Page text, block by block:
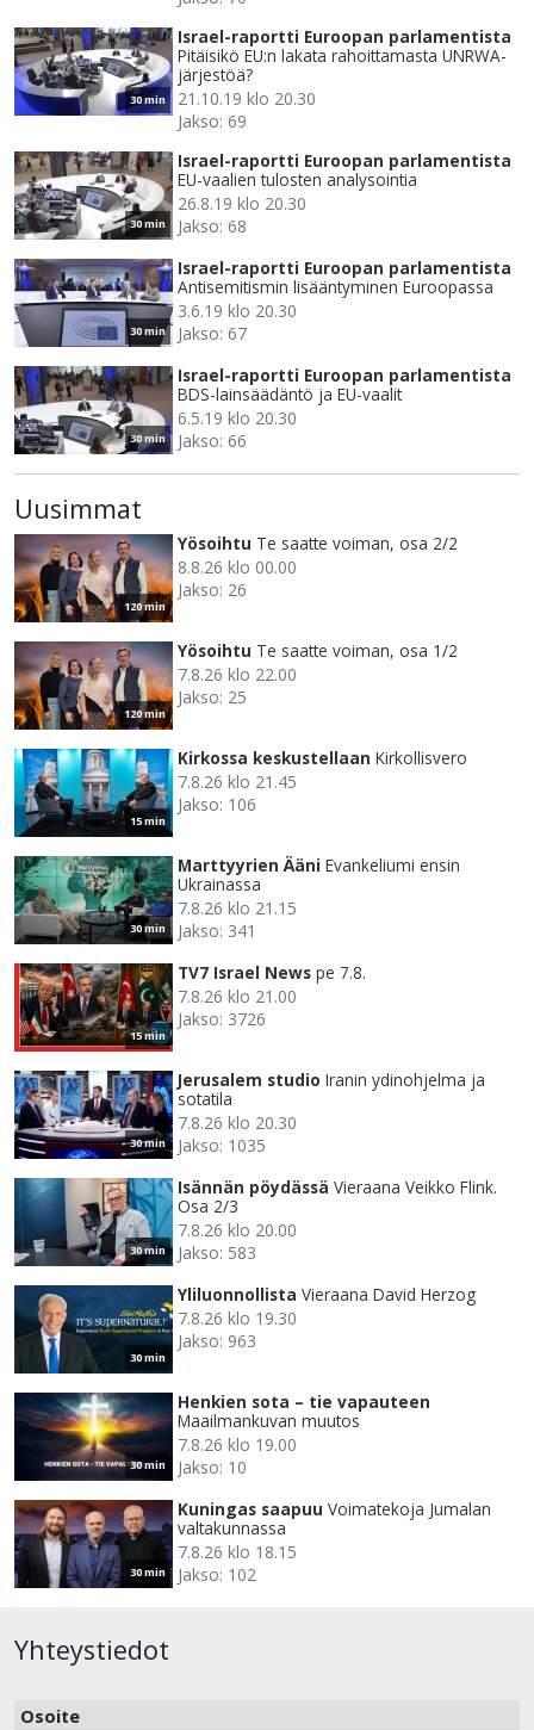
30 min
Israel-raportti Euroopan parlamentista
Pitäisikö EU:n lakata rahoittamasta UNRWA-
järjestöä?
21.10.19 klo 20.30
Jakso: 69
30 min
Israel-raportti Euroopan parlamentista
EU-vaalien tulosten analysointia
26.8.19 klo 20.30
Jakso: 68
30 min
Israel-raportti Euroopan parlamentista
Antisemitismin lisääntyminen Euroopassa
3.6.19 klo 20.30
Jakso: 67
30 min
Israel-raportti Euroopan parlamentista
BDS-lainsäädäntö ja EU-vaalit
6.5.19 klo 20.30
Jakso: 66
Uusimmat
120 min
Yösoihtu Te saatte voiman, osa 2/2
8.8.26 klo 00.00
Jakso: 26
120 min
Yösoihtu Te saatte voiman, osa 1/2
7.8.26 klo 22.00
Jakso: 25
15 min
Kirkossa keskustellaan Kirkollisvero
7.8.26 klo 21.45
Jakso: 106
30 min
Marttyyrien Ääni Evankeliumi ensin
Ukrainassa
7.8.26 klo 21.15
Jakso: 341
15 min
TV7 Israel News pe 7.8.
7.8.26 klo 21.00
Jakso: 3726
30 min
Jerusalem studio Iranin ydinohjelma ja
sotatila
7.8.26 klo 20.30
Jakso: 1035
30 min
Isännän pöydässä Vieraana Veikko Flink.
Osa 2/3
7.8.26 klo 20.00
Jakso: 583
30 min
Yliluonnollista Vieraana David Herzog
7.8.26 klo 19.30
Jakso: 963
30 min
Henkien sota – tie vapauteen
Maailmankuvan muutos
7.8.26 klo 19.00
Jakso: 10
30 min
Kuningas saapuu Voimatekoja Jumalan
valtakunnassa
7.8.26 klo 18.15
Jakso: 102
Yhteystiedot
Osoite